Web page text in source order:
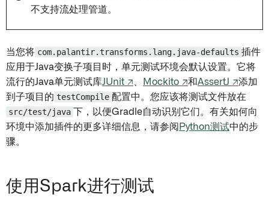
不支持流处理管道。
当您将 com.palantir.transforms.lang.java-defaults 插件
应用于Java变换子项目时，单元测试环境会默认设置。它将
流行的Java单元测试库JUnit ↗ Mockito ↗和AssertJ ↗添加
到子项目的 testCompile 配置中。您应该将测试文件放在
src/test/java
下，以便Gradle自动识别它们。有关如何向
环境中添加插件的更多详细信息，请参阅 Python测试中的步
骤。
使用Spark进行测试